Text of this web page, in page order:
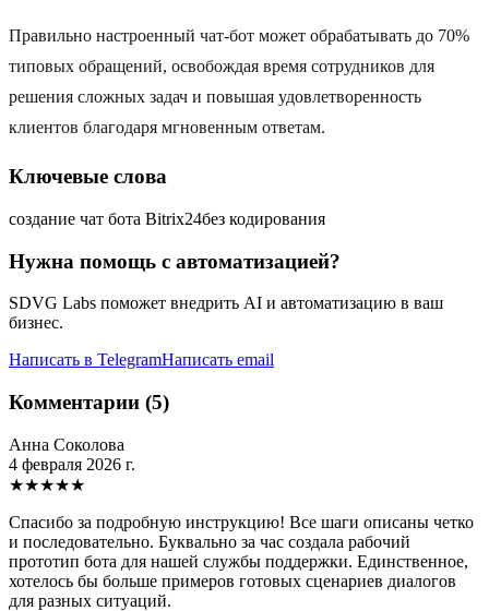
Правильно настроенный чат-бот может обрабатывать до 70%
типовых обращений, освобождая время сотрудников для
решения сложных задач и повышая удовлетворенность
клиентов благодаря мгновенным ответам.
Ключевые слова
создание чат бота Bitrix24без кодирования
Нужна помощь с автоматизацией?
SDVG Labs поможет внедрить AI и автоматизацию в ваш
бизнес.
Написать в TelegramНаписать email
Комментарии (5)
Анна Соколова
4 февраля 2026 г.
★★★★★
Спасибо за подробную инструкцию! Все шаги описаны четко
и последовательно. Буквально за час создала рабочий
прототип бота для нашей службы поддержки. Единственное,
хотелось бы больше примеров готовых сценариев диалогов
для разных ситуаций.